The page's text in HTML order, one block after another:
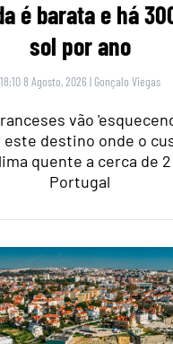
é barata e há
sol por ano
18:10 8 Agosto, 2026 | Gonçalo Viegas
vão
destino onde o
quente a cerca de
Portugal